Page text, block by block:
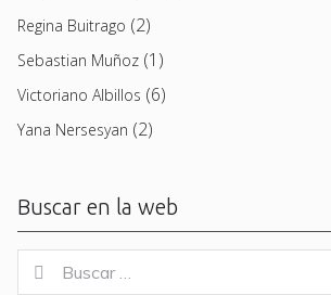
Regina Buitrago (2)
Sebastian Muñoz (1)
Victoriano Albillos (6)
Yana Nersesyan (2)
Buscar en la web
for:
Buscar